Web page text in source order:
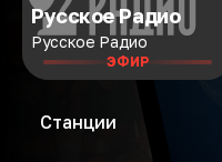
Русское Радио
Русское Радио
ЭФИР
Станции